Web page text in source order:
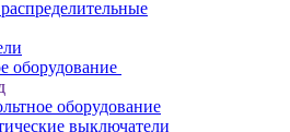
оборудование
оборудование
выключатели